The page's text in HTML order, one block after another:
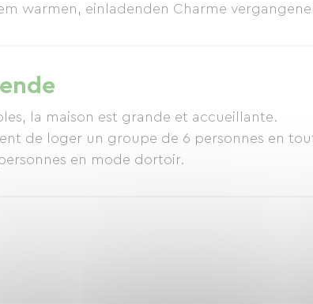
warmen, einladenden Charme
Schatten und Kühle garantiert. Das
la maison est grande et accueillante.
de loger un groupe de 6 personnes en
en mode dortoir.